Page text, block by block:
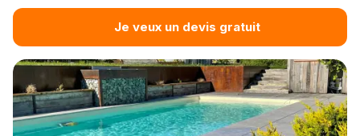
Je veux un devis gratuit